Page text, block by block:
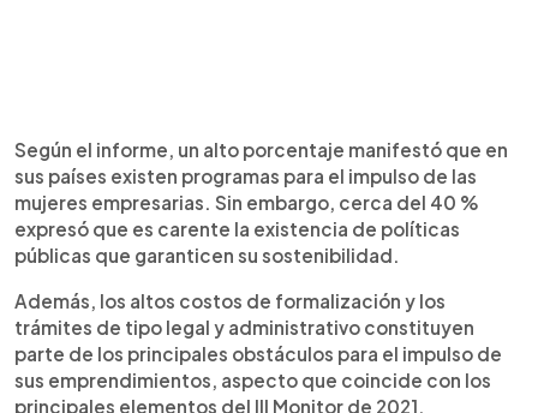
Según el informe, un alto porcentaje manifestó que en
sus países existen programas para el impulso de las
mujeres empresarias. Sin embargo, cerca del 40 %
expresó que es carente la existencia de políticas
públicas que garanticen su sostenibilidad.
Además, los altos costos de formalización y los
trámites de tipo legal y administrativo constituyen
parte de los principales obstáculos para el impulso de
sus emprendimientos, aspecto que coincide con los
principales elementos del III Monitor de 2021.